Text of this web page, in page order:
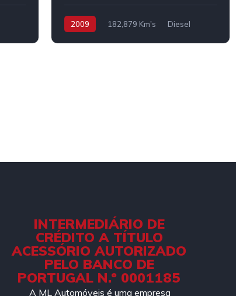
2009 182,879 Km's Diesel
INTERMEDIÁRIO DE
CRÉDITO A TÍTULO
ACESSÓRIO AUTORIZADO
PELO BANCO DE
PORTUGAL N.º 0001185
A ML Automóveis é uma empresa